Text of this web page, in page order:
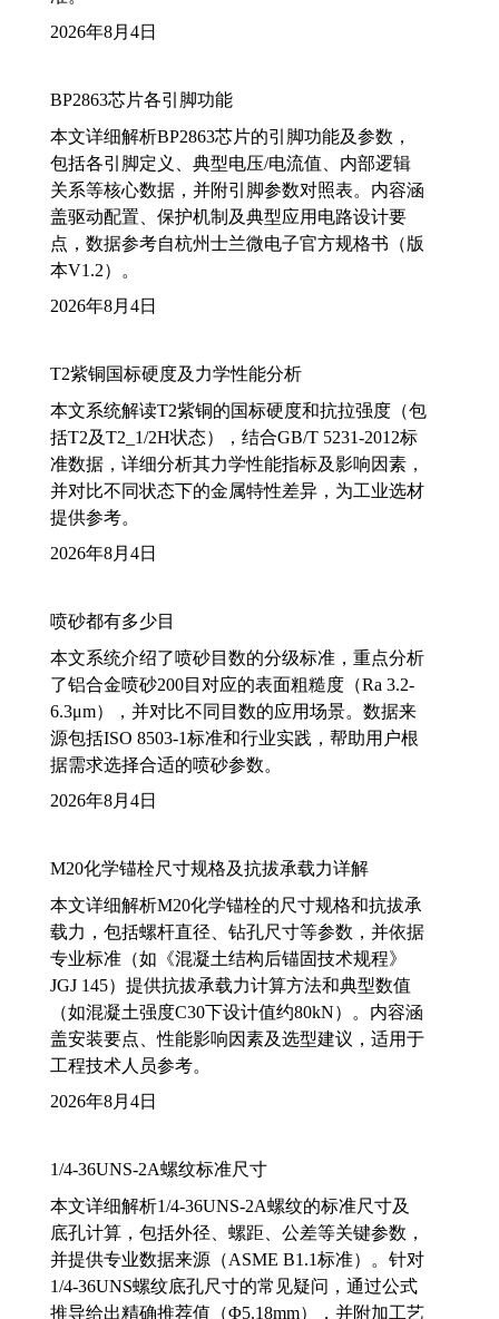
2026年8月4日
BP2863芯片各引脚功能
本文详细解析BP2863芯片的引脚功能及参数，
包括各引脚定义、典型电压/电流值、内部逻辑
关系等核心数据，并附引脚参数对照表。内容涵
盖驱动配置、保护机制及典型应用电路设计要
点，数据参考自杭州士兰微电子官方规格书（版
本V1.2）。
2026年8月4日
T2紫铜国标硬度及力学性能分析
本文系统解读T2紫铜的国标硬度和抗拉强度（包
括T2及T2_1/2H状态），结合GB/T 5231-2012标
准数据，详细分析其力学性能指标及影响因素，
并对比不同状态下的金属特性差异，为工业选材
提供参考。
2026年8月4日
喷砂都有多少目
本文系统介绍了喷砂目数的分级标准，重点分析
了铝合金喷砂200目对应的表面粗糙度（Ra 3.2-
6.3μm），并对比不同目数的应用场景。数据来
源包括ISO 8503-1标准和行业实践，帮助用户根
据需求选择合适的喷砂参数。
2026年8月4日
M20化学锚栓尺寸规格及抗拔承载力详解
本文详细解析M20化学锚栓的尺寸规格和抗拔承
载力，包括螺杆直径、钻孔尺寸等参数，并依据
专业标准（如《混凝土结构后锚固技术规程》
JGJ 145）提供抗拔承载力计算方法和典型数值
（如混凝土强度C30下设计值约80kN）。内容涵
盖安装要点、性能影响因素及选型建议，适用于
工程技术人员参考。
2026年8月4日
1/4-36UNS-2A螺纹标准尺寸
本文详细解析1/4-36UNS-2A螺纹的标准尺寸及
底孔计算，包括外径、螺距、公差等关键参数，
并提供专业数据来源（ASME B1.1标准）。针对
1/4-36UNS螺纹底孔尺寸的常见疑问，通过公式
推导给出精确推荐值（Φ5.18mm），并附加工艺